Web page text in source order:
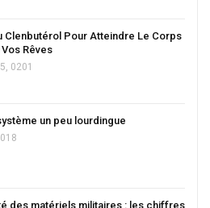
Clenbutérol Pour Atteindre Le Corps
Rêves
0201
un peu lourdingue
des matériels militaires : les chiffres